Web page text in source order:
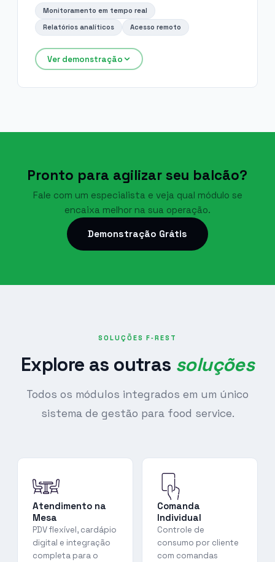
Monitoramento em tempo real
Relatórios analíticos
Acesso remoto
Ver demonstração
Pronto para agilizar seu balcão?
Fale com um especialista e veja qual módulo se
encaixa melhor na sua operação.
Demonstração Grátis
SOLUÇÕES F‑REST
Explore as outras soluções
Todos os módulos integrados em um único
sistema de gestão para food service.
Atendimento na
Mesa
PDV flexível, cardápio
digital e integração
completa para o
Comanda
Individual
Controle de
consumo por cliente
com comandas